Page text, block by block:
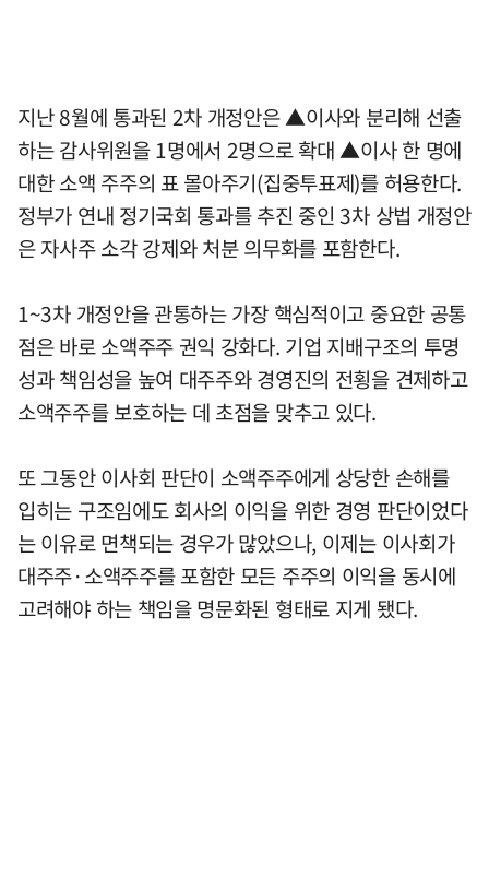
지난 8월에 통과된 2차 개정안은 ▲이사와 분리해 선출
하는 감사위원을 1명에서 2명으로 확대 ▲이사 한 명에
대한 소액 주주의 표 몰아주기(집중투표제)를 허용한다.
정부가 연내 정기국회 통과를 추진 중인 3차 상법 개정안
은 자사주 소각 강제와 처분 의무화를 포함한다.
1~3차 개정안을 관통하는 가장 핵심적이고 중요한 공통
점은 바로 소액주주 권익 강화다. 기업 지배구조의 투명
성과 책임성을 높여 대주주와 경영진의 전횡을 견제하고
소액주주를 보호하는 데 초점을 맞추고 있다.
또 그동안 이사회 판단이 소액주주에게 상당한 손해를
입히는 구조임에도 회사의 이익을 위한 경영 판단이었다
는 이유로 면책되는 경우가 많았으나, 이제는 이사회가
대주주·소액주주를 포함한 모든 주주의 이익을 동시에
고려해야 하는 책임을 명문화된 형태로 지게 됐다.